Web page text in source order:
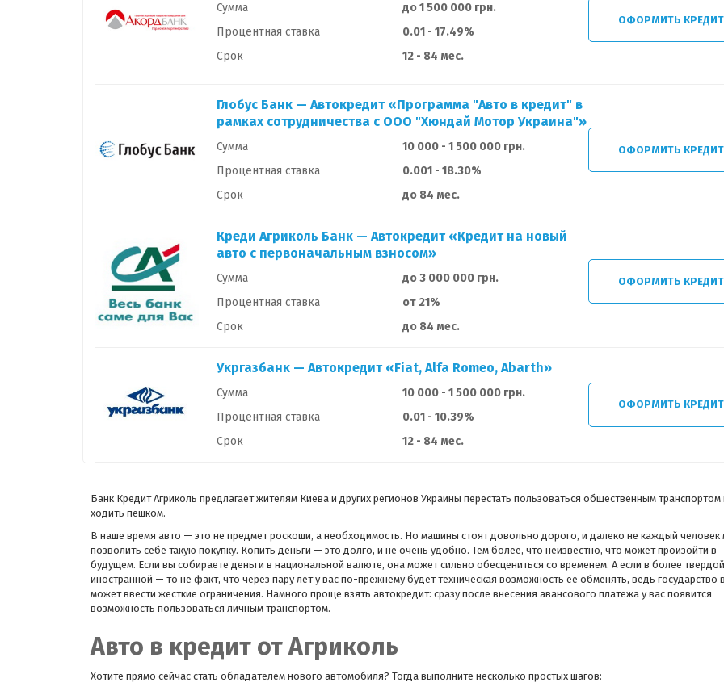
Сумма
до 1 500 000 грн.
Процентная ставка
0.01 - 17.49%
Срок
12 - 84 мес.
ОФОРМИТЬ КРЕДИТ
Глобус Банк — Автокредит «Программа "Авто в кредит" в
рамках сотрудничества с ООО "Хюндай Мотор Украина"»
Сумма
10 000 - 1 500 000 грн.
Процентная ставка
0.001 - 18.30%
Срок
до 84 мес.
ОФОРМИТЬ КРЕДИТ
Креди Агриколь Банк — Автокредит «Кредит на новый
авто с первоначальным взносом»
Сумма
до 3 000 000 грн.
Процентная ставка
от 21%
Срок
до 84 мес.
ОФОРМИТЬ КРЕДИТ
Укргазбанк — Автокредит «Fiat, Alfa Romeo, Abarth»
Сумма
10 000 - 1 500 000 грн.
Процентная ставка
0.01 - 10.39%
Срок
12 - 84 мес.
ОФОРМИТЬ КРЕДИТ
Банк Кредит Агриколь предлагает жителям Киева и других регионов Украины перестать пользоваться общественным транспортом
ходить пешком.
В наше время авто — это не предмет роскоши, а необходимость. Но машины стоят довольно дорого, и далеко не каждый человек
позволить себе такую покупку. Копить деньги — это долго, и не очень удобно. Тем более, что неизвестно, что может произойти в
будущем. Если вы собираете деньги в национальной валюте, она может сильно обесцениться со временем. А если в более твердой
иностранной — то не факт, что через пару лет у вас по-прежнему будет техническая возможность ее обменять, ведь государство
может ввести жесткие ограничения. Намного проще взять автокредит: сразу после внесения авансового платежа у вас появится
возможность пользоваться личным транспортом.
Авто в кредит от Агриколь
Хотите прямо сейчас стать обладателем нового автомобиля? Тогда выполните несколько простых шагов: